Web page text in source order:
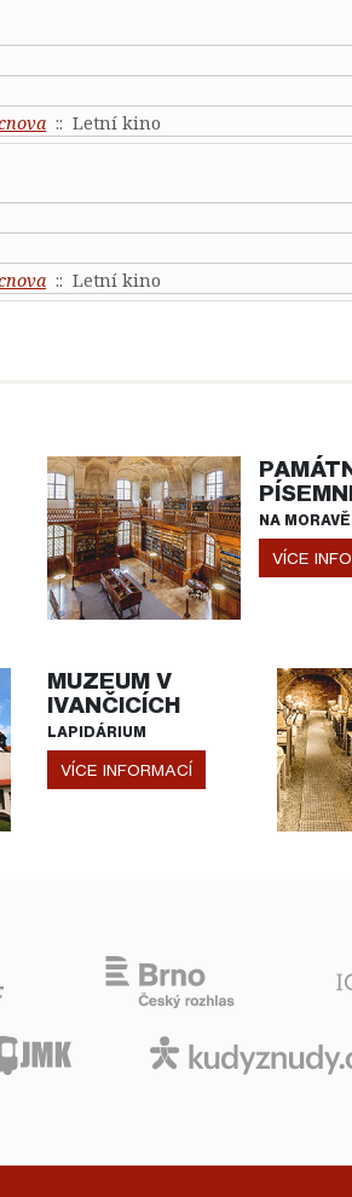
:: Letní kino
:: Letní kino
NA MORAVĚ
VÍCE
MUZEUM V
IVANČICÍCH
LAPIDÁRIUM
VÍCE INFORMACÍ